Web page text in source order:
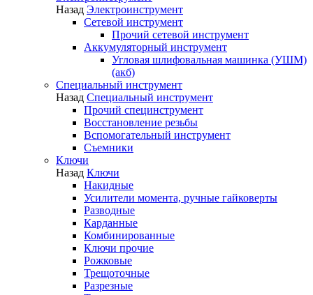
Назад Электроинструмент
Сетевой инструмент
Прочий сетевой инструмент
Аккумуляторный инструмент
Угловая шлифовальная машинка (УШМ)
(акб)
Специальный инструмент
Назад Специальный инструмент
Прочий специнструмент
Восстановление резьбы
Вспомогательный инструмент
Съемники
Ключи
Назад Ключи
Накидные
Усилители момента, ручные гайковерты
Разводные
Карданные
Комбинированные
Ключи прочие
Рожковые
Трещоточные
Разрезные